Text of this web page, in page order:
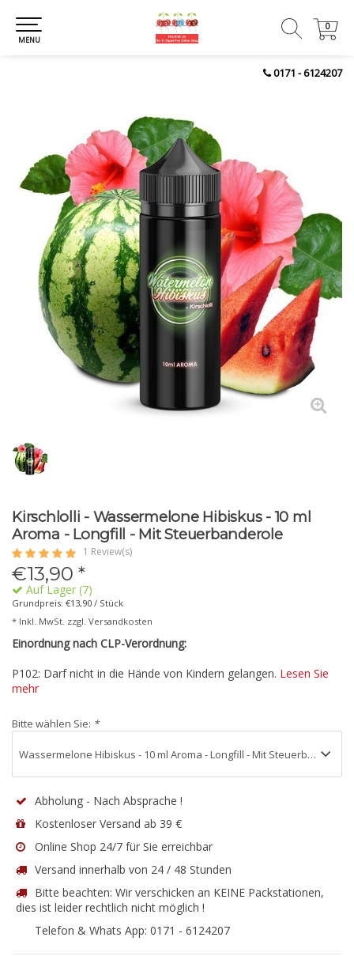
0171 - 6124207
0
0
MENU
Kirschlolli - Wassermelone Hibiskus - 10 ml
Aroma - Longfill - Mit Steuerbanderole
1 Review(s)
€13,90 *
Auf Lager (7)
Grundpreis: €13,90 / Stück
* Inkl. MwSt. zzgl. Versandkosten
Einordnung nach CLP-Verordnung:
P102: Darf nicht in die Hände von Kindern gelangen. Lesen Sie
mehr
Bitte wählen Sie: *
Abholung - Nach Absprache !
Kostenloser Versand ab 39 €
Online Shop 24/7 für Sie erreichbar
Versand innerhalb von 24 / 48 Stunden
Bitte beachten: Wir verschicken an KEINE Packstationen,
dies ist leider rechtlich nicht möglich !
Telefon & Whats App: 0171 - 6124207